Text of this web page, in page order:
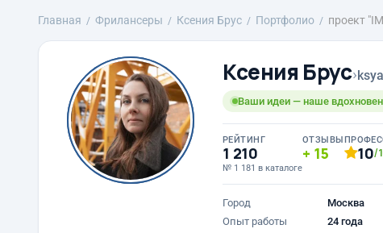
Главная Фрилансеры Ксения Брус Портфолио проект
Ксения Брус›
Ваши идеи — наше
РЕЙТИНГ
1 210
№ 1 181 в каталоге
ОТЗЫВЫ
15 10/
Город
Москва
Опыт работы
24 года